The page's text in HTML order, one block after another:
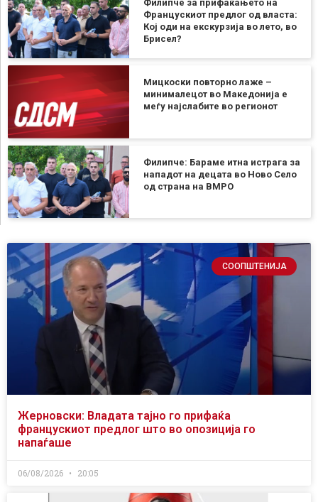
Филипче за прифаќањето на
Францускиот предлог од власта:
Кој оди на екскурзија во лето, во
Брисел?
Мицкоски повторно лаже –
минималецот во Македонија е
меѓу најслабите во регионот
Филипче: Бараме итна истрага за
нападот на децата во Ново Село
од страна на ВМРО
СООПШТЕНИЈА
Жерновски: Владата тајно го прифаќа
францускиот предлог што во опозиција го
напаѓаше
06/08/2026 20:05